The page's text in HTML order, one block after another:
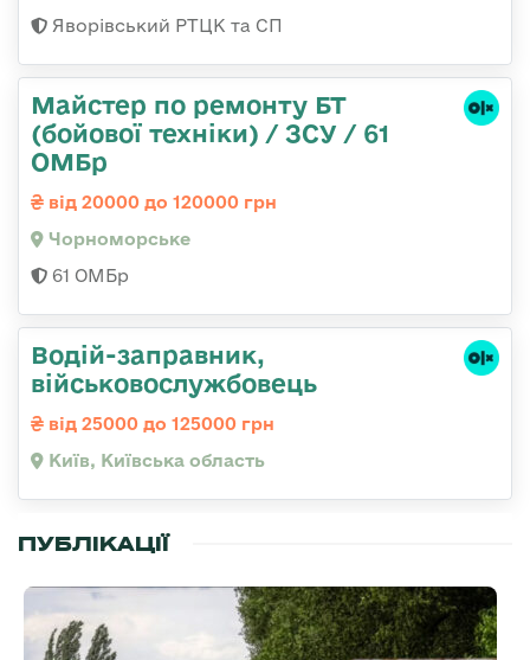
Яворівський РТЦК та СП
Майстер по ремонту БТ
(бойової техніки) / ЗСУ / 61
ОМБр
від 20000 до 120000 грн
Чорноморське
61 ОМБр
Водій-заправник,
військовослужбовець
від 25000 до 125000 грн
Київ, Київська область
ПУБЛІКАЦІЇ